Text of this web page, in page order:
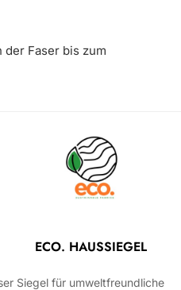
Faser bis zum
ECO. HAUSSIEGEL
Siegel für umweltfreundliche